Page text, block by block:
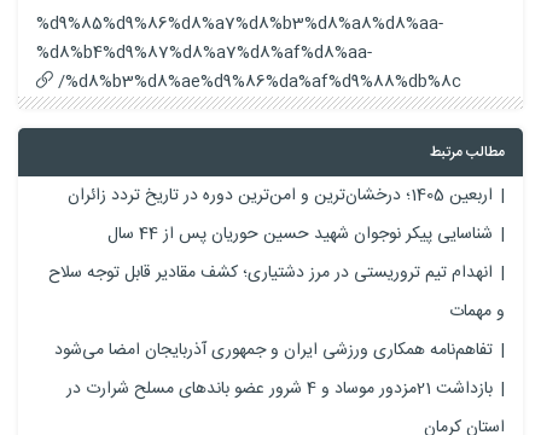
%d9%85%d9%86%d8%a7%d8%b3%d8%a8%d8%aa-
%d8%b4%d9%87%d8%a7%d8%af%d8%aa-
%d8%b3%d8%ae%d9%86%da%af%d9%88%db%8c/
مطالب مرتبط
اربعین 1405؛ درخشان‌ترین و امن‌ترین دوره در تاریخ تردد زائران
شناسایی پیکر نوجوان شهید حسین حوریان پس از 44 سال
انهدام تیم تروریستی در مرز دشتیاری؛ کشف مقادیر قابل توجه سلاح
و مهمات
تفاهم‌نامه همکاری ورزشی ایران و جمهوری آذربایجان امضا می‌شود
بازداشت 21مزدور موساد و 4 شرور عضو باندهای مسلح شرارت در
استان کرمان